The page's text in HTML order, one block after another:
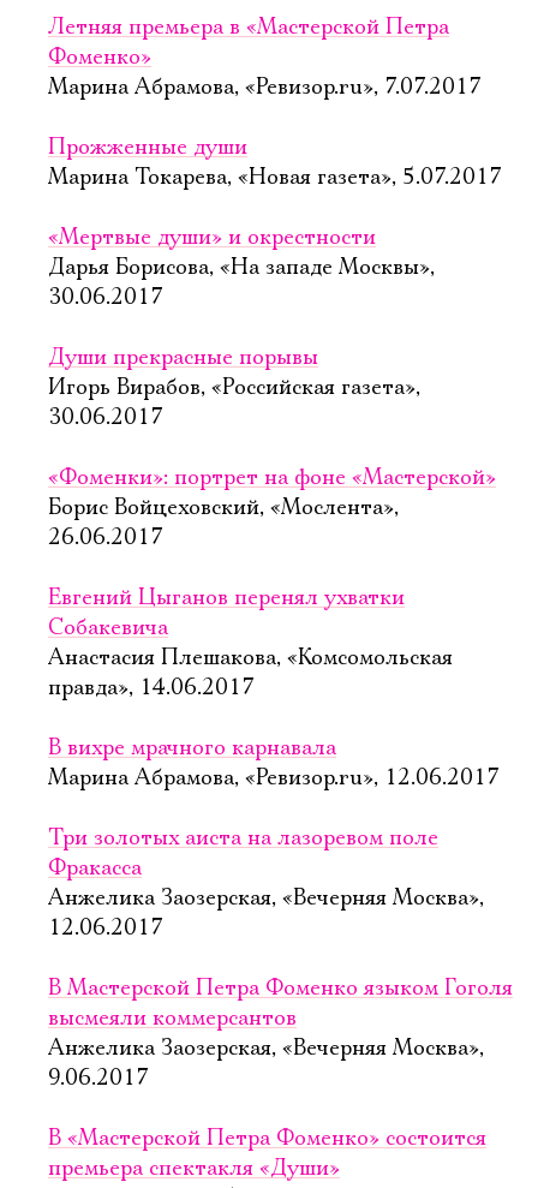
Летняя премьера в «Мастерской Петра
Фоменко»
Марина Абрамова, «Ревизор.ru», 7.07.2017
Прожженные души
Марина Токарева, «Новая газета», 5.07.2017
«Мертвые души» и окрестности
Дарья Борисова, «На западе Москвы»,
30.06.2017
Души прекрасные порывы
Игорь Вирабов, «Российская газета»,
30.06.2017
«Фоменки»: портрет на фоне «Мастерской»
Борис Войцеховский, «Мослента»,
26.06.2017
Евгений Цыганов перенял ухватки
Собакевича
Анастасия Плешакова, «Комсомольская
правда», 14.06.2017
В вихре мрачного карнавала
Марина Абрамова, «Ревизор.ru», 12.06.2017
Три золотых аиста на лазоревом поле
Фракасса
Анжелика Заозерская, «Вечерняя Москва»,
12.06.2017
В Мастерской Петра Фоменко языком Гоголя
высмеяли коммерсантов
Анжелика Заозерская, «Вечерняя Москва»,
9.06.2017
В «Мастерской Петра Фоменко» состоится
премьера спектакля «Души»